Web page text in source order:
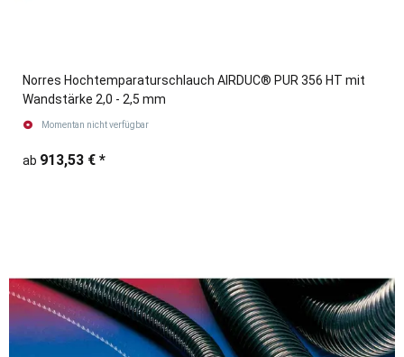
Norres Hochtemparaturschlauch AIRDUC® PUR 356 HT mit
Wandstärke 2,0 - 2,5 mm
Momentan nicht verfügbar
ab 913,53 € *